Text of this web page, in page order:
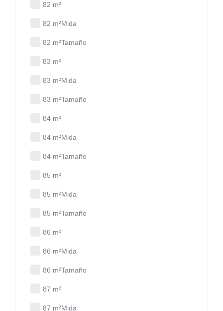
82 m²
82 m²Mida
82 m²Tamaño
83 m²
83 m²Mida
83 m²Tamaño
84 m²
84 m²Mida
84 m²Tamaño
85 m²
85 m²Mida
85 m²Tamaño
86 m²
86 m²Mida
86 m²Tamaño
87 m²
87 m²Mida